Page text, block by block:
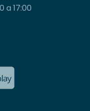
a 17:00